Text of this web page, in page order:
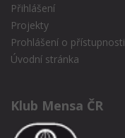
Přihlášení
Projekty
Prohlášení o přístupnosti
Úvodní stránka
Klub Mensa ČR